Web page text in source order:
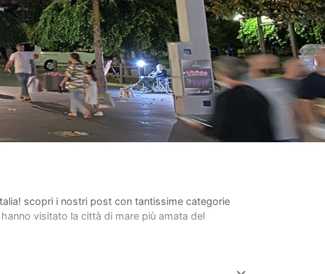
scopri i nostri post con tantissime categorie
visitato la città di mare più amata del